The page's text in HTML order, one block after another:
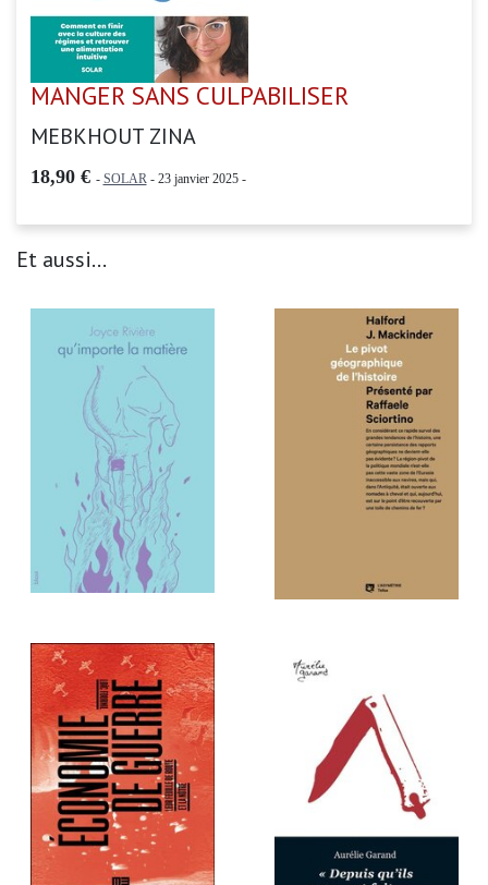
MANGER SANS CULPABILISER
MEBKHOUT ZINA
18,90 € - SOLAR - 23 janvier 2025 -
Et aussi...